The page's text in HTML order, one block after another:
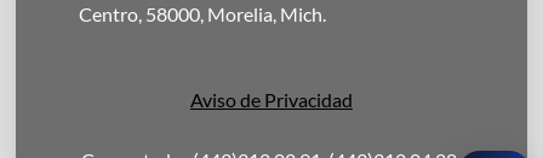
Centro, 58000, Morelia, Mich.
Aviso de Privacidad